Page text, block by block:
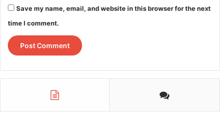
Белата кралица на Д8, црниот крал на д8, белиот
лоец на Г5, црниот крал нема друга можност освен
Решението на втората загатка е следното:
Белиот скокач на Г5, црниот пион на Г5, бела кралица
на Г8…мат на Г6.
Save my name, email, and website in this browser for the next
time I comment.